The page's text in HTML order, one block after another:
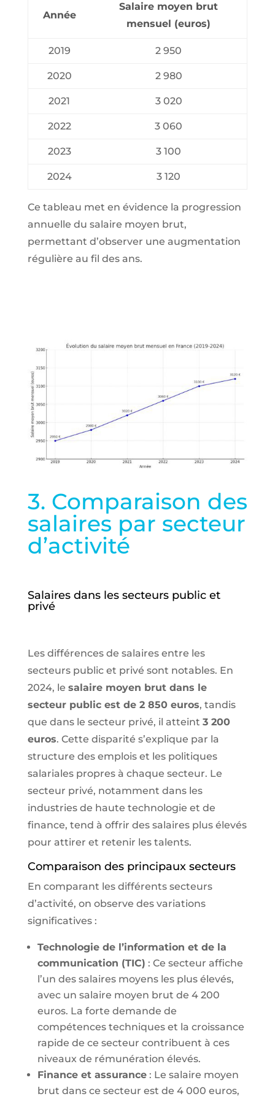
Année
Salaire moyen brut
mensuel (euros)
2019 2 950
2020 2 980
2021 3 020
2022 3 060
2023 3 100
2024 3 120
Ce tableau met en évidence la progression
annuelle du salaire moyen brut,
permettant d’observer une augmentation
régulière au fil des ans.
3. Comparaison des
salaires par secteur
d’activité
Salaires dans les secteurs public et
privé
Les différences de salaires entre les
secteurs public et privé sont notables. En
2024, le salaire moyen brut dans le
secteur public est de 2 850 euros, tandis
que dans le secteur privé, il atteint 3 200
euros. Cette disparité s’explique par la
structure des emplois et les politiques
salariales propres à chaque secteur. Le
secteur privé, notamment dans les
industries de haute technologie et de
finance, tend à offrir des salaires plus élevés
pour attirer et retenir les talents.
Comparaison des principaux secteurs
En comparant les différents secteurs
d’activité, on observe des variations
significatives :
Technologie de l’information et de la
communication (TIC) : Ce secteur affiche
l’un des salaires moyens les plus élevés,
avec un salaire moyen brut de 4 200
euros. La forte demande de
compétences techniques et la croissance
rapide de ce secteur contribuent à ces
niveaux de rémunération élevés.
Finance et assurance: Le salaire moyen
brut dans ce secteur est de 4 000 euros,